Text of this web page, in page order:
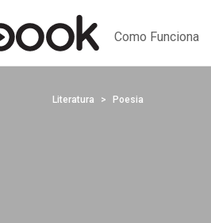
Como Funciona
Literatura Poesia